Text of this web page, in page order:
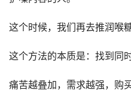
这个时候，我们再去推润喉
这个方法的本质是：找到同
痛苦越叠加，需求越强，购